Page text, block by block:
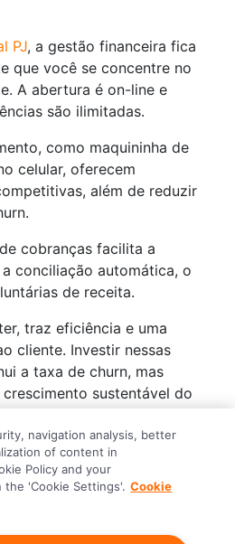
PJ, a gestão financeira fica
que você se concentre no
A abertura é on-line e
são ilimitadas.
como maquininha de
celular, oferecem
além de reduzir
cobranças facilita a
conciliação automática, o
de receita.
traz eficiência e uma
cliente. Investir nessas
a taxa de churn, mas
sustentável do
tudo que o Inter Empresas!
navigation analysis, better
of content in
Policy and your
'Cookie Settings'. Cookie